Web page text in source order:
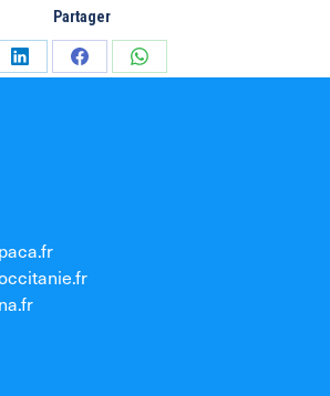
Partager
PartagerPartagerPartager